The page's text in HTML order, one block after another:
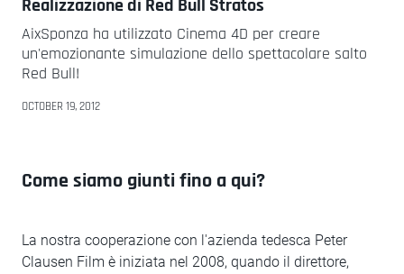
Realizzazione di Red Bull Stratos
AixSponza ha utilizzato Cinema 4D per creare
un'emozionante simulazione dello spettacolare salto
Red Bull!
OCTOBER 19, 2012
Come siamo giunti fino a qui?
La nostra cooperazione con l'azienda tedesca Peter
Clausen Film è iniziata nel 2008, quando il direttore,